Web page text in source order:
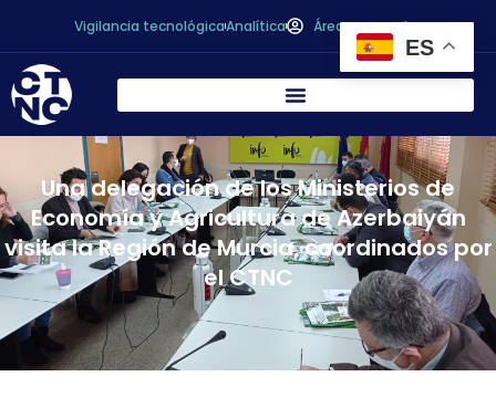
Vigilancia tecnológicaAnalítica Área personal
Una delegación de los Ministerios de
Economía y Agricultura de Azerbaiyán
visita la Región de Murcia, coordinados por
el CTNC
ES